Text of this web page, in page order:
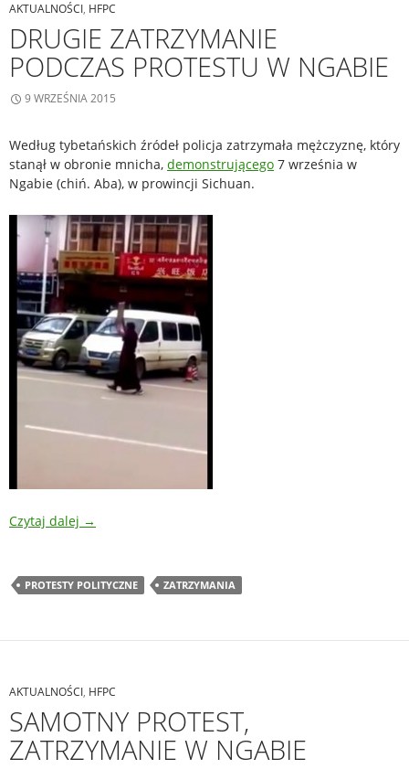
AKTUALNOŚCI, HFPC
DRUGIE ZATRZYMANIE
PODCZAS PROTESTU W NGABIE
9 WRZEŚNIA 2015
Według tybetańskich źródeł policja zatrzymała mężczyznę, który
stanął w obronie mnicha, demonstrującego 7 września w
Ngabie (chiń. Aba), w prowincji Sichuan.
Czytaj dalej →
PROTESTY POLITYCZNE ZATRZYMANIA
AKTUALNOŚCI, HFPC
SAMOTNY PROTEST,
ZATRZYMANIE W NGABIE